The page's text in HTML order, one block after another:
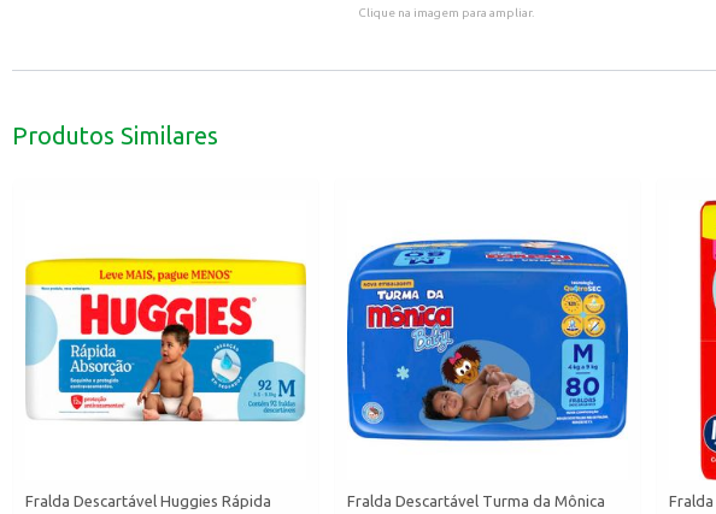
Clique na imagem para ampliar.
Produtos Similares
Fralda Descartável Huggies Rápida
Fralda Descartável Turma da Mônica